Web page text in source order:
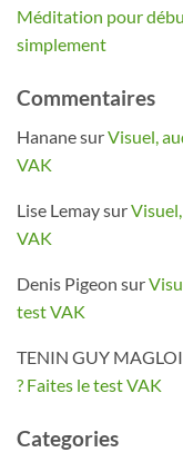
Méditation pour
simplement
Commentaires
HananesurVisuel,
VAK
Lise Lemaysur
VAK
Denis Pigeon sur
test VAK
TENIN GUY
? Faites le test VAK
Categories